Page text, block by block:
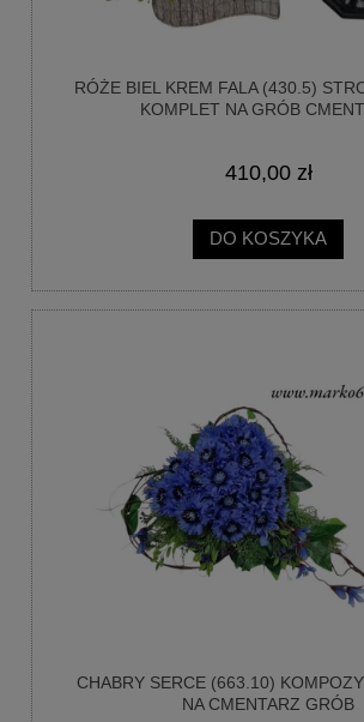
RÓŻE BIEL KREM FALA (430.5)
KOMPLET NA GRÓB
410,00 zł
DO KOSZYKA
CHABRY SERCE (663.10)
NA CMENTARZ GRÓB